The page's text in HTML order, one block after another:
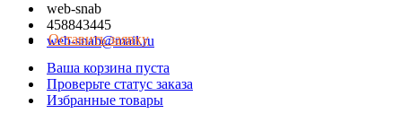
web-snab
458843445
web-snab@mail.ru
Оставить заявку
Ваша корзина пуста
Проверьте статус заказа
Избранные товары